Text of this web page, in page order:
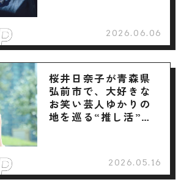
2026.06.06
桜井日奈子が青森県
弘前市で、大好きな
お笑い芸人ゆかりの
地を巡る“推し活”旅
2026.05.16